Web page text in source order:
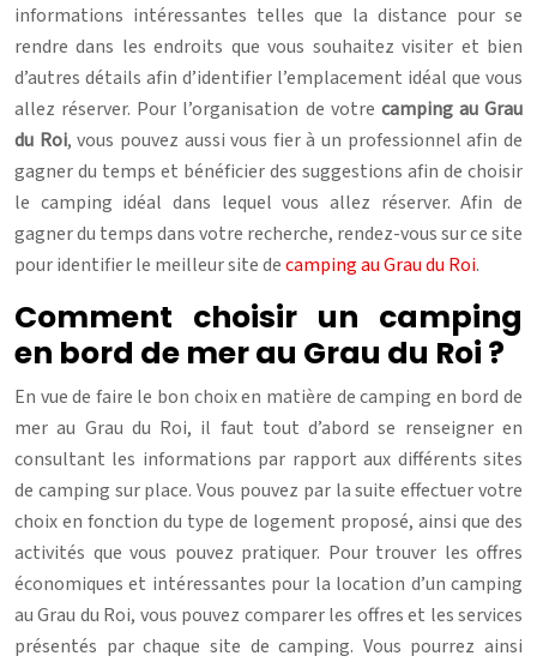
informations intéressantes telles que la distance pour se
rendre dans les endroits que vous souhaitez visiter et bien
d’autres détails afin d’identifier l’emplacement idéal que vous
allez réserver. Pour l’organisation de votre camping au Grau
du Roi, vous pouvez aussi vous fier à un professionnel afin de
gagner du temps et bénéficier des suggestions afin de choisir
le camping idéal dans lequel vous allez réserver. Afin de
gagner du temps dans votre recherche, rendez-vous sur ce site
pour identifier le meilleur site decamping au Grau du Roi.
Comment choisir un camping
en bord de mer au Grau du Roi ?
En vue de faire le bon choix en matière de camping en bord de
mer au Grau du Roi, il faut tout d’abord se renseigner en
consultant les informations par rapport aux différents sites
de camping sur place. Vous pouvez par la suite effectuer votre
choix en fonction du type de logement proposé, ainsi que des
activités que vous pouvez pratiquer. Pour trouver les offres
économiques et intéressantes pour la location d’un camping
au Grau du Roi, vous pouvez comparer les offres et les services
présentés par chaque site de camping. Vous pourrez ainsi